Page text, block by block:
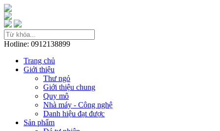
Hotline: 0912138899
Trang chủ
Giới thiệu
Thư ngỏ
Giới thiệu chung
Quy mô
Nhà máy - Công nghệ
Danh hiệu đạt được
Sản phẩm